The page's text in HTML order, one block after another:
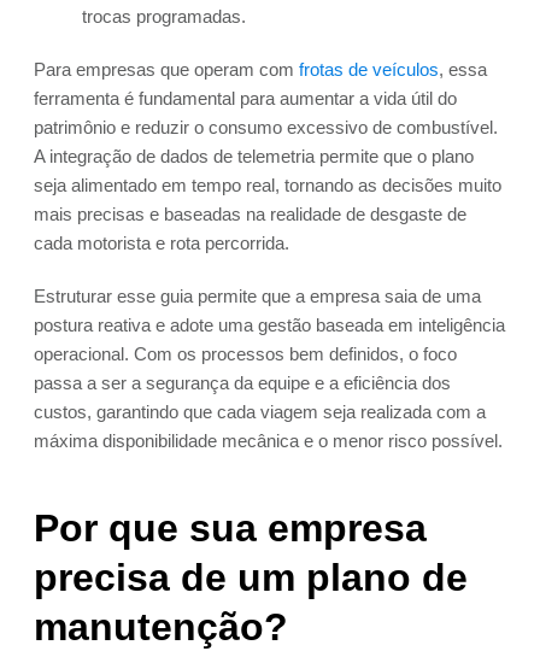
trocas programadas.
Para empresas que operam com frotas de veículos, essa
ferramenta é fundamental para aumentar a vida útil do
patrimônio e reduzir o consumo excessivo de combustível.
A integração de dados de telemetria permite que o plano
seja alimentado em tempo real, tornando as decisões muito
mais precisas e baseadas na realidade de desgaste de
cada motorista e rota percorrida.
Estruturar esse guia permite que a empresa saia de uma
postura reativa e adote uma gestão baseada em inteligência
operacional. Com os processos bem definidos, o foco
passa a ser a segurança da equipe e a eficiência dos
custos, garantindo que cada viagem seja realizada com a
máxima disponibilidade mecânica e o menor risco possível.
Por que sua empresa
precisa de um plano de
manutenção?